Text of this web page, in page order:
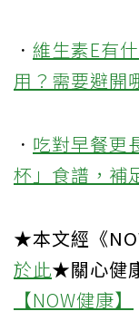
． 維生素E有
用？需要避開
． 吃對早餐更
杯」食譜，補
★本文經《
於此★關心健
【NOW健康】